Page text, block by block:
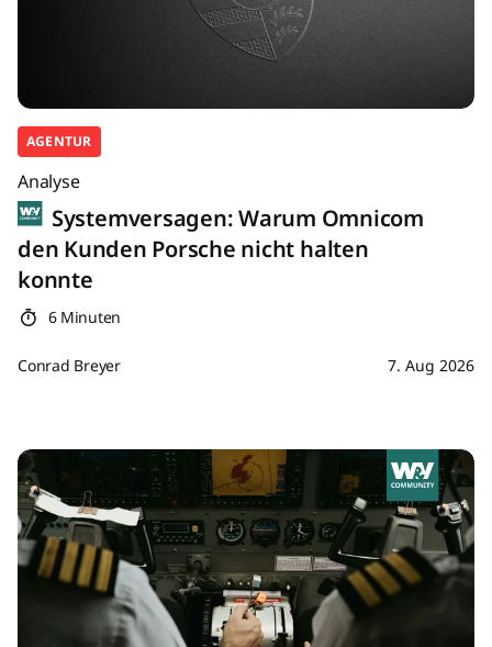
AGENTUR
Analyse
Systemversagen: Warum Omnicom
den Kunden Porsche nicht halten
konnte
6 Minuten
Conrad Breyer 7. Aug 2026